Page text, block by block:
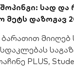
სად
დაზოგავ
მიიღებ
PLUS,